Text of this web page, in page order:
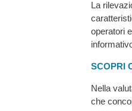
La
operatori
SCOPRI
Nella
che